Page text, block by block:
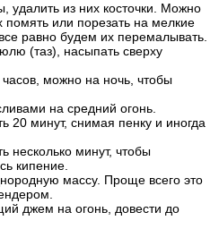
удалить из них косточки. Можно
помять или порезать на мелкие
равно будем их перемалывать.
(таз), насыпать сверху
часов, можно на ночь, чтобы
на средний огонь.
20 минут, снимая пенку и иногда
несколько минут, чтобы
кипение.
массу. Проще всего это
джем на огонь, довести до